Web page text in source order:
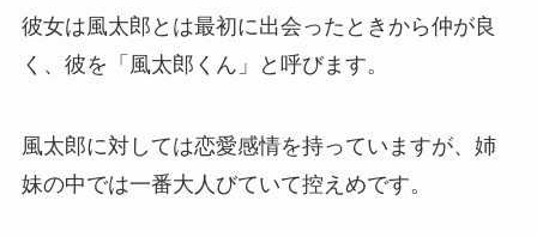
彼女は風太郎とは最初に出会ったときから仲が良
く、彼を「風太郎くん」と呼びます。
風太郎に対しては恋愛感情を持っていますが、姉
妹の中では一番大人びていて控えめです。